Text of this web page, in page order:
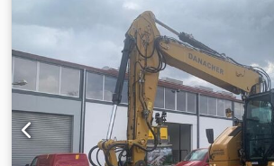
Gesloten cabine Airconditioning Radio
Agusk Achteruitrijcamera Graafbak met
in goede staat, circa 70-80%
Motor met 165 kW Ripladerklep CE/EPA
20,7 ton.